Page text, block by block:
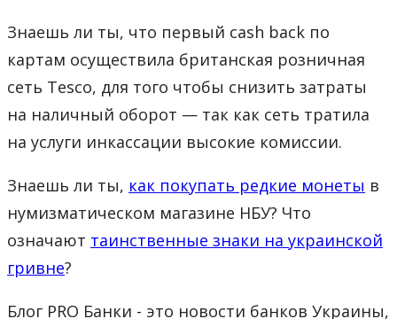
Знаешь ли ты, что первый cash back по
картам осуществила британская розничная
сеть Tesco, для того чтобы снизить затраты
на наличный оборот — так как сеть тратила
на услуги инкассации высокие комиссии.
Знаешь ли ты, как покупать редкие монеты в
нумизматическом магазине НБУ? Что
означают таинственные знаки на украинской
гривне?
Блог PRO Банки - это новости банков Украины,